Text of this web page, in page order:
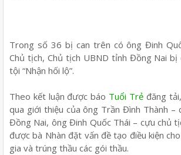
Trong số 36 bị can trên có ông Đinh
Chủ tịch, Chủ tịch UBND tỉnh Đồng Nai
tội “Nhận hối lộ”.
Theo kết luận được báo Tuổi Trẻđăng
qua giới thiệu của ông Trần Đình Thành
Đồng Nai, ông Đinh Quốc Thái – cựu chủ
được bà Nhàn đặt vấn đề tạo điều kiện
gia và trúng thầu các gói thầu.